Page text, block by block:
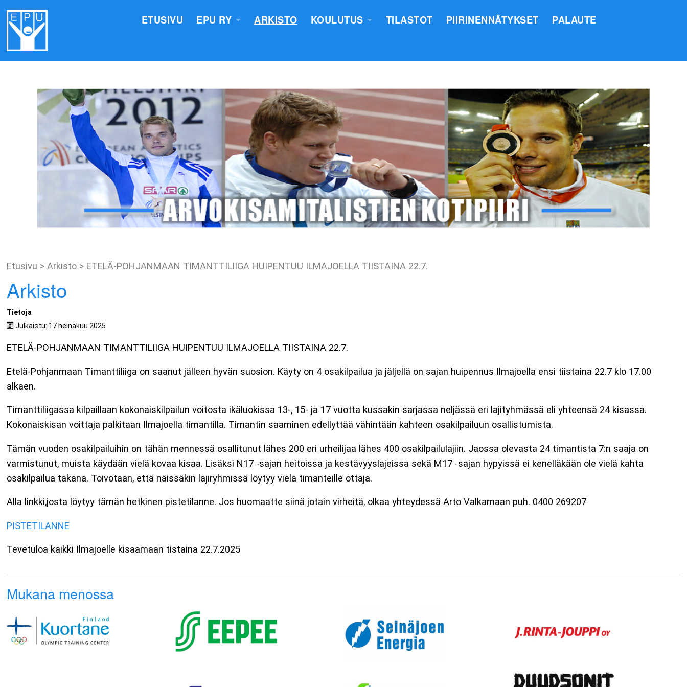
ETUSIVU
EPU RY
VALIOKUNNAT JA TIIMIT
TOIMINTASUUNNITELMA
ARVOMERKKIEN ANOMINEN
EPU:N SÄÄNNÖT
SUOMI100V - EPN YU
TOIMINTAKERTOMUKSET
EPU:N PÖYTÄSTANDAARIN SAANEET
KIRJAUTUMINEN
ARKISTO
KOULUTUS
LASTEN VALMENTAJATUTKINTO
LÄHETTÄJÄKOULUTUS
VALMENTAJAKOULUTUS
PIIRILEIRITYS
TILASTOT PIIRINENNÄTYKSET PALAUTE
Etusivu > Arkisto > ETELÄ-POHJANMAAN TIMANTTILIIGA HUIPENTUU ILMAJOELLA TIISTAINA 22.7.
Arkisto
Tietoja
Julkaistu: 17 heinäkuu 2025
ETELÄ-POHJANMAAN TIMANTTILIIGA HUIPENTUU ILMAJOELLA TIISTAINA 22.7.
Etelä-Pohjanmaan Timanttiliiga on saanut jälleen hyvän suosion. Käyty on 4 osakilpailua ja jäljellä on sajan huipennus Ilmajoella ensi tiistaina 22.7 klo 17.00
alkaen.
Timanttiliigassa kilpaillaan kokonaiskilpailun voitosta ikäluokissa 13-, 15- ja 17 vuotta kussakin sarjassa neljässä eri lajityhmässä eli yhteensä 24 kisassa.
Kokonaiskisan voittaja palkitaan Ilmajoella timantilla. Timantin saaminen edellyttää vähintään kahteen osakilpailuun osallistumista.
Tämän vuoden osakilpailuihin on tähän mennessä osallitunut lähes 200 eri urheilijaa lähes 400 osakilpailulajiin. Jaossa olevasta 24 timantista 7:n saaja on
varmistunut, muista käydään vielä kovaa kisaa. Lisäksi N17 -sajan heitoissa ja kestävyyslajeissa sekä M17 -sajan hypyissä ei kenelläkään ole vielä kahta
osakilpailua takana. Toivotaan, että näissäkin lajiryhmissä löytyy vielä timanteille ottaja.
Alla linkki,josta löytyy tämän hetkinen pistetilanne. Jos huomaatte siinä jotain virheitä, olkaa yhteydessä Arto Valkamaan puh. 0400 269207
PISTETILANNE
Tevetuloa kaikki Ilmajoelle kisaamaan tistaina 22.7.2025
Mukana menossa